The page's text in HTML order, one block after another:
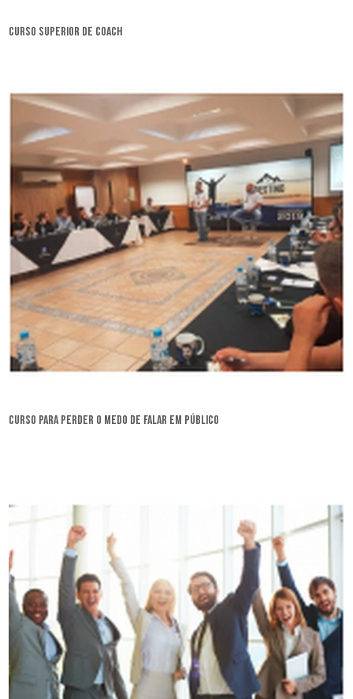
curso superior de coach
curso para perder o medo de falar em público